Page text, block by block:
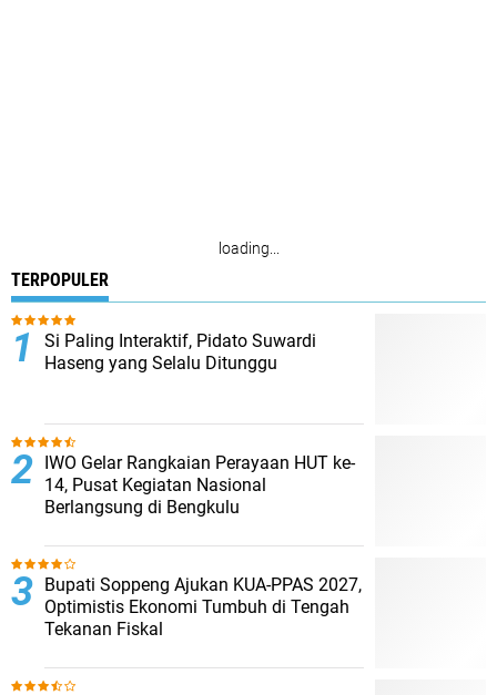
loading...
TERPOPULER
Si Paling Interaktif, Pidato Suwardi
Haseng yang Selalu Ditunggu
IWO Gelar Rangkaian Perayaan HUT ke-
14, Pusat Kegiatan Nasional
Berlangsung di Bengkulu
Bupati Soppeng Ajukan KUA-PPAS 2027,
Optimistis Ekonomi Tumbuh di Tengah
Tekanan Fiskal